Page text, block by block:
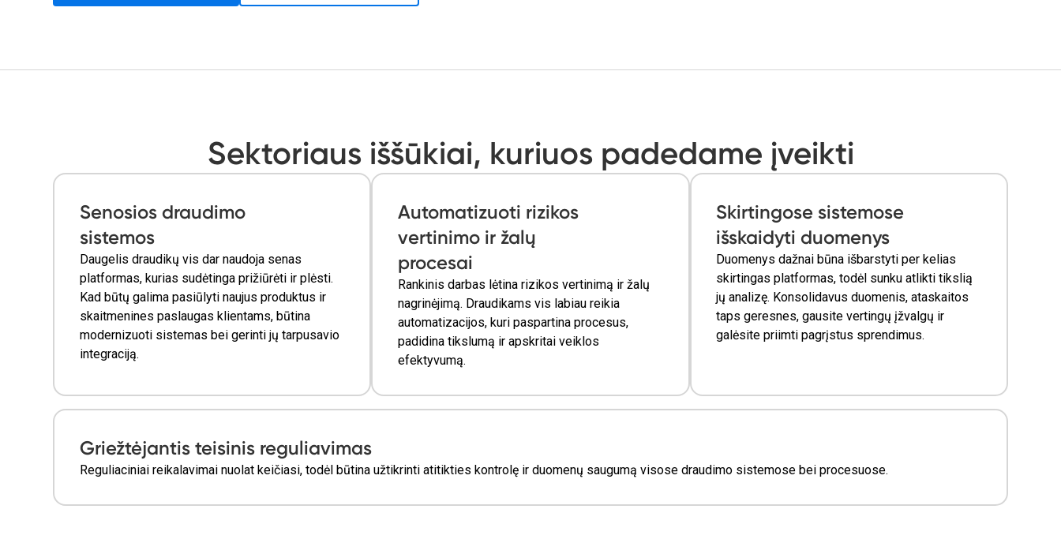
Sektoriaus iššūkiai, kuriuos padedame įveikti
Senosios draudimo
sistemos
Daugelis draudikų vis dar naudoja senas
platformas, kurias sudėtinga prižiūrėti ir plėsti.
Kad būtų galima pasiūlyti naujus produktus ir
skaitmenines paslaugas klientams, būtina
modernizuoti sistemas bei gerinti jų tarpusavio
integraciją.
Automatizuoti rizikos
vertinimo ir žalų
procesai
Rankinis darbas lėtina rizikos vertinimą ir žalų
nagrinėjimą. Draudikams vis labiau reikia
automatizacijos, kuri paspartina procesus,
padidina tikslumą ir apskritai veiklos
efektyvumą.
Skirtingose sistemose
išskaidyti duomenys
Duomenys dažnai būna išbarstyti per kelias
skirtingas platformas, todėl sunku atlikti tikslią
jų analizę. Konsolidavus duomenis, ataskaitos
taps geresnes, gausite vertingų įžvalgų ir
galėsite priimti pagrįstus sprendimus.
Griežtėjantis teisinis reguliavimas
Reguliaciniai reikalavimai nuolat keičiasi, todėl būtina užtikrinti atitikties kontrolę ir duomenų saugumą visose draudimo sistemose bei procesuose.